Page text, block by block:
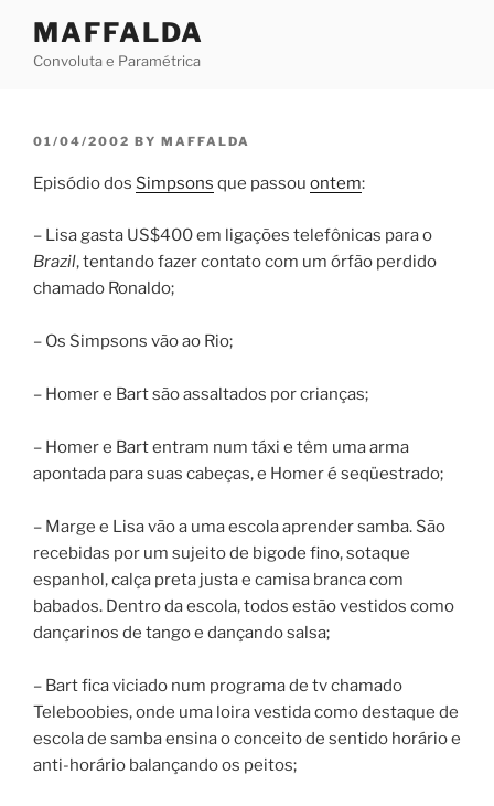
content
MAFFALDA
Convoluta e Paramétrica
POSTED
01/04/2002 BY MAFFALDA
Episódio dos Simpsons que passou ontem:
– Lisa gasta US$400 em ligações telefônicas para o
Brazil, tentando fazer contato com um órfão perdido
chamado Ronaldo;
– Os Simpsons vão ao Rio;
– Homer e Bart são assaltados por crianças;
– Homer e Bart entram num táxi e têm uma arma
apontada para suas cabeças, e Homer é seqüestrado;
– Marge e Lisa vão a uma escola aprender samba. São
recebidas por um sujeito de bigode fino, sotaque
espanhol, calça preta justa e camisa branca com
babados. Dentro da escola, todos estão vestidos como
dançarinos de tango e dançando salsa;
– Bart fica viciado num programa de tv chamado
Teleboobies, onde uma loira vestida como destaque de
escola de samba ensina o conceito de sentido horário e
anti-horário balançando os peitos;